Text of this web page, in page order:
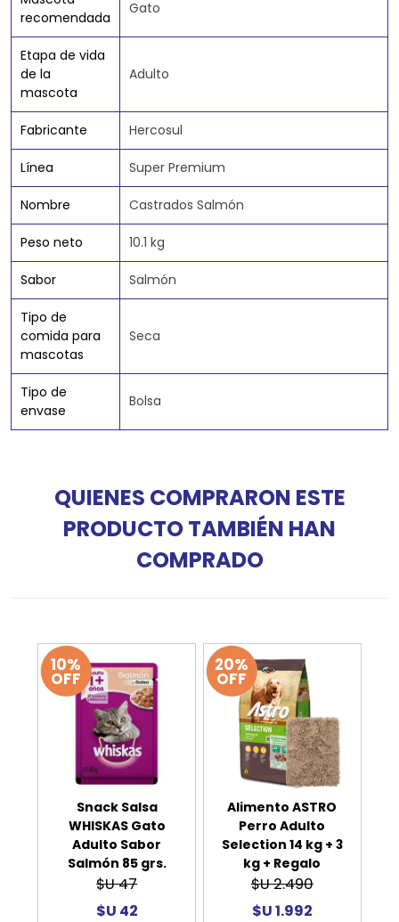
recomendada
Gato
Etapa de vida
de la
mascota
Adulto
Fabricante Hercosul
Línea Super Premium
Nombre Castrados Salmón
Peso neto 10.1 kg
Sabor Salmón
Tipo de
comida para
mascotas
Seca
Tipo de
envase
Bolsa
QUIENES COMPRARON ESTE
PRODUCTO TAMBIÉN HAN
COMPRADO
10%
OFF
Snack Salsa
WHISKAS Gato
Adulto Sabor
Salmón 85 grs.
$U 47
$U 42
20%
OFF
Alimento ASTRO
Perro Adulto
Selection 14 kg + 3
kg + Regalo
$U 2.490
$U 1.992